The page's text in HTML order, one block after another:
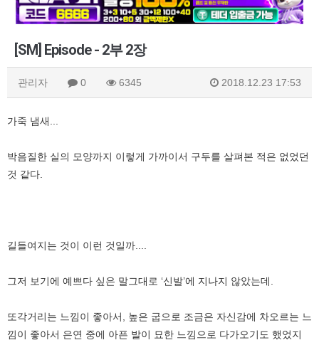
[SM] Episode - 2부 2장
관리자 0 6345 2018.12.23 17:53
가죽 냄새...
박음질한 실의 모양까지 이렇게 가까이서 구두를 살펴본 적은 없었던
것 같다.
길들여지는 것이 이런 것일까....
그저 보기에 예쁘다 싶은 말그대로 ‘신발’에 지나지 않았는데.
또각거리는 느낌이 좋아서, 높은 굽으로 조금은 자신감에 차오르는 느
낌이 좋아서 은연 중에 아픈 발이 묘한 느낌으로 다가오기도 했었지